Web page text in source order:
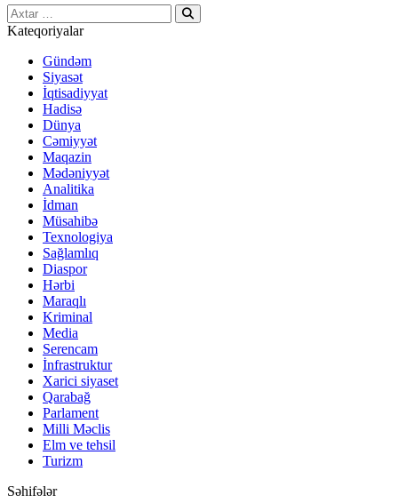
Search…
Kateqoriyalar
Gündəm
Siyasət
İqtisadiyyat
Hadisə
Dünya
Cəmiyyət
Maqazin
Mədəniyyət
Analitika
İdman
Müsahibə
Texnologiya
Sağlamlıq
Diaspor
Hərbi
Maraqlı
Kriminal
Media
Serencam
İnfrastruktur
Xarici siyaset
Qarabağ
Parlament
Milli Məclis
Elm ve tehsil
Turizm
Səhifələr